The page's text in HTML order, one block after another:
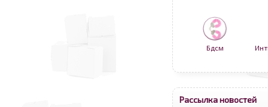
Бдсм
Рассылка новостей